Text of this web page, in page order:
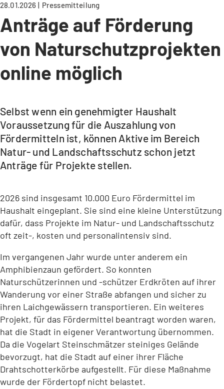
28.01.2026 Pressemitteilung
Anträge auf Förderung
von Naturschutzprojekten
online möglich
Selbst wenn ein genehmigter Haushalt
Voraussetzung für die Auszahlung von
Fördermitteln ist, können Aktive im Bereich
Natur- und Landschaftsschutz schon jetzt
Anträge für Projekte stellen.
2026 sind insgesamt 10.000 Euro Fördermittel im
Haushalt eingeplant. Sie sind eine kleine Unterstützung
dafür, dass Projekte im Natur- und Landschaftsschutz
oft zeit-, kosten und personalintensiv sind.
Im vergangenen Jahr wurde unter anderem ein
Amphibienzaun gefördert. So konnten
Naturschützerinnen und -schützer Erdkröten auf ihrer
Wanderung vor einer Straße abfangen und sicher zu
ihren Laichgewässern transportieren. Ein weiteres
Projekt, für das Fördermittel beantragt worden waren,
hat die Stadt in eigener Verantwortung übernommen.
Da die Vogelart Steinschmätzer steiniges Gelände
bevorzugt, hat die Stadt auf einer ihrer Fläche
Drahtschotterkörbe aufgestellt. Für diese Maßnahme
wurde der Fördertopf nicht belastet.